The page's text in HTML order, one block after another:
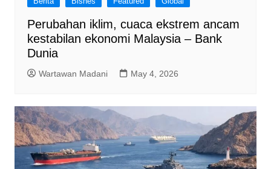
Perubahan iklim, cuaca ekstrem ancam
kestabilan ekonomi Malaysia – Bank
Dunia
Wartawan Madani May 4, 2026